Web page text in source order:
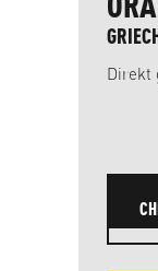
Direkt